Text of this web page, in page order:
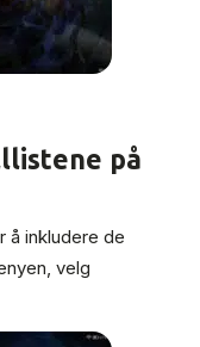
på
å inkludere de
velg